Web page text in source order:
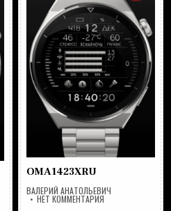
OMA1423XRU
ВАЛЕРИЙ АНАТОЛЬЕВИЧ
НЕТ КОММЕНТАРИЯНА